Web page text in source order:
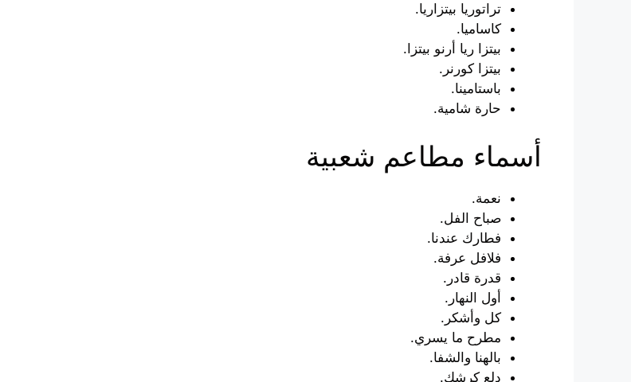
تراتوريا بيتزاريا.
كاساميا.
بيتزا ريا أرنو بيتزا.
بيتزا كورنر.
باستامينا.
حارة شامية.
أسماء مطاعم شعبية
نعمة.
صباح الفل.
فطارك عندنا.
فلافل عرفة.
قدرة قادر.
أول النهار.
كل وأشكر.
مطرح ما يسري.
بالهنا والشفا.
دلع كرشك.